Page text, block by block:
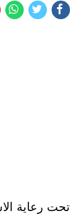
تحت رعاية